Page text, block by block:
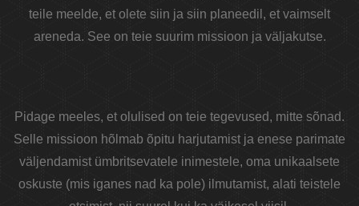
teile meelde, et olete siin ja siin planeedil, et vaimselt
areneda. See on teie suurim missioon ja väljakutse.
Pidage meeles, et olulised on teie tegevused, mitte sõnad.
Selle missioon hõlmab õpitu harjutamist ja enese parimate
väljendamist ümbritsevatele inimestele, oma unikaalsete
oskuste (mis iganes nad ka pole) ilmutamist, alati teistele